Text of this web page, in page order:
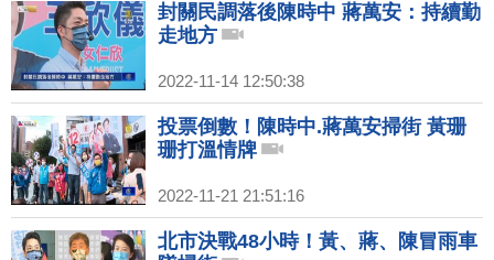
封關民調落後陳時中 蔣萬安：持續勤
走地方
2022-11-14 12:50:38
投票倒數！陳時中.蔣萬安掃街 黃珊
珊打溫情牌
2022-11-21 21:51:16
北市決戰48小時！黃、蔣、陳冒雨車